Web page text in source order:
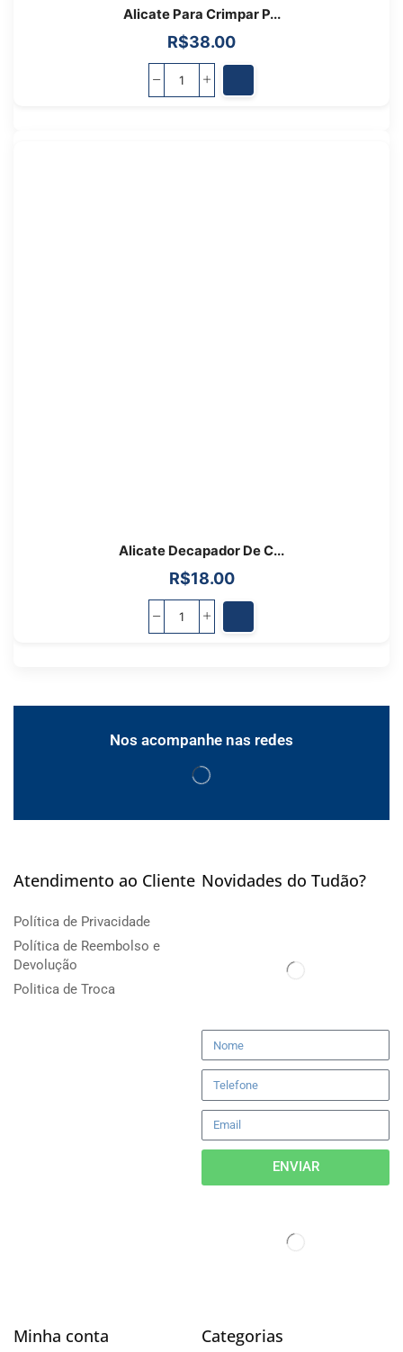
Alicate Para Crimpar P...
R$38.00
Alicate Decapador De C...
R$18.00
Nos acompanhe nas redes
Atendimento ao Cliente
Política de Privacidade
Política de Reembolso e
Devolução
Politica de Troca
Novidades do Tudão?
ENVIAR
Minha conta Categorias